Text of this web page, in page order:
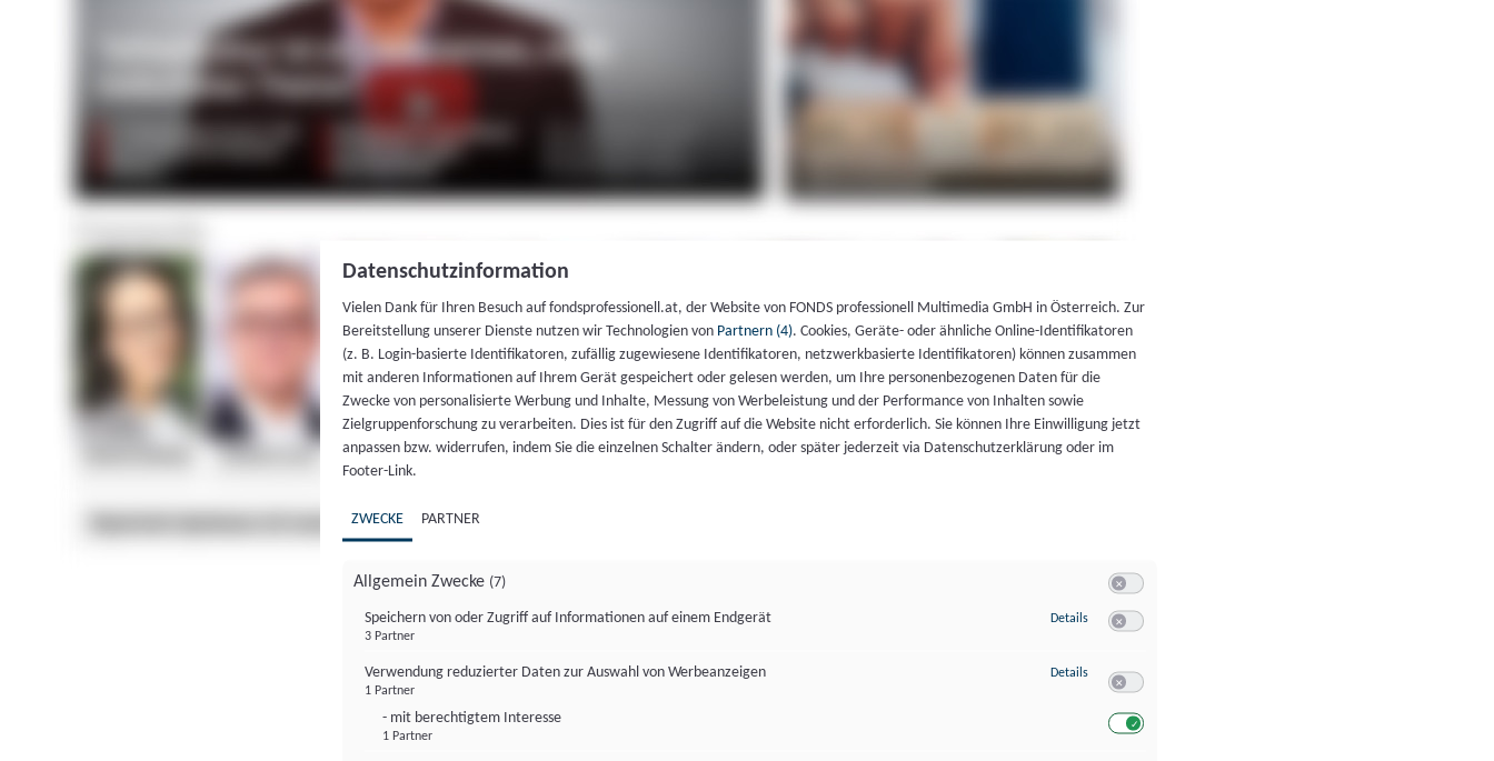
Datenschutzinformation
Vielen Dank für Ihren Besuch auf fondsprofessionell.at, der Website von FONDS professionell Multimedia GmbH in Österreich. Zur
Bereitstellung unserer Dienste nutzen wir Technologien von Partnern (4). Cookies, Geräte- oder ähnliche Online-Identifikatoren
(z. B. Login-basierte Identifikatoren, zufällig zugewiesene Identifikatoren, netzwerkbasierte Identifikatoren) können zusammen
mit anderen Informationen auf Ihrem Gerät gespeichert oder gelesen werden, um Ihre personenbezogenen Daten für die
Zwecke von personalisierte Werbung und Inhalte, Messung von Werbeleistung und der Performance von Inhalten sowie
Zielgruppenforschung zu verarbeiten. Dies ist für den Zugriff auf die Website nicht erforderlich. Sie können Ihre Einwilligung jetzt
anpassen bzw. widerrufen, indem Sie die einzelnen Schalter ändern, oder später jederzeit via Datenschutzerklärung oder im
Footer-Link.
ZWECKE PARTNER
Allgemein Zwecke (7)
Speichern von oder Zugriff auf Informationen auf einem Endgerät
3 Partner
Details zu Speichern von oder Zugriff auf Informationen auf einem Endgerät
Verwendung reduzierter Daten zur Auswahl von Werbeanzeigen
1 Partner
- mit berechtigtem Interesse
1 Partner
Details zu Verwendung reduzierter Daten zur Auswahl von Werbeanzeigen